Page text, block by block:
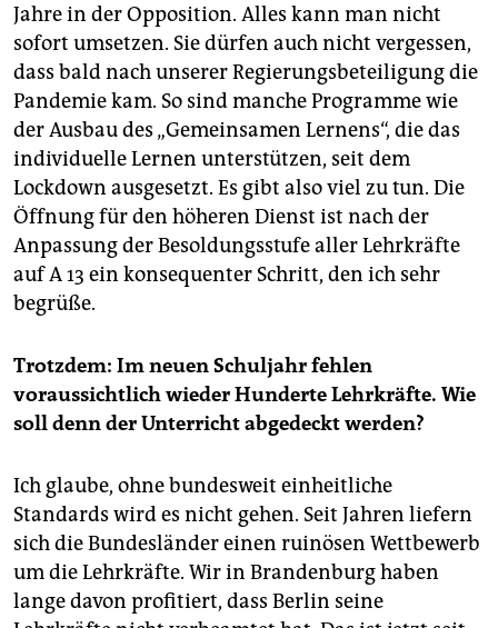
Jahre in der Opposition. Alles kann man nicht
sofort umsetzen. Sie dürfen auch nicht vergessen,
dass bald nach unserer Regierungsbeteiligung die
Pandemie kam. So sind manche Programme wie
der Ausbau des „Gemeinsamen Lernens“, die das
individuelle Lernen unterstützen, seit dem
Lockdown ausgesetzt. Es gibt also viel zu tun. Die
Öffnung für den höheren Dienst ist nach der
Anpassung der Besoldungsstufe aller Lehrkräfte
auf A 13 ein konsequenter Schritt, den ich sehr
begrüße.
Trotzdem: Im neuen Schuljahr fehlen
voraussichtlich wieder Hunderte Lehrkräfte. Wie
soll denn der Unterricht abgedeckt werden?
Ich glaube, ohne bundesweit einheitliche
Standards wird es nicht gehen. Seit Jahren liefern
sich die Bundesländer einen ruinösen Wettbewerb
um die Lehrkräfte. Wir in Brandenburg haben
lange davon profitiert, dass Berlin seine